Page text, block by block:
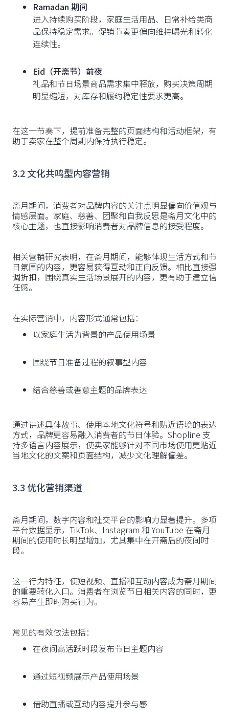
Ramadan 期间
进入持续购买阶段，家庭生活用品、日常补给类商
品保持稳定需求。促销节奏更偏向维持曝光和转化
连续性。
Eid（开斋节）前夜
礼品和节日场景商品需求集中释放，购买决策周期
明显缩短，对库存和履约稳定性要求更高。
在这一节奏下，提前准备完整的页面结构和活动框架，有
助于卖家在整个周期内保持执行稳定。
3.2 文化共鸣型内容营销
斋月期间，消费者对品牌内容的关注点明显偏向价值观与
情感层面。家庭、慈善、团聚和自我反思是斋月文化中的
核心主题，也直接影响消费者对品牌信息的接受程度。
相关营销研究表明，在斋月期间，能够体现生活方式和节
日氛围的内容，更容易获得互动和正向反馈。相比直接强
调折扣，围绕真实生活场景展开的内容，更有助于建立信
任感。
在实际营销中，内容形式通常包括：
以家庭生活为背景的产品使用场景
围绕节日准备过程的叙事型内容
结合慈善或善意主题的品牌表达
通过讲述具体故事、使用本地文化符号和贴近语境的表达
方式，品牌更容易融入消费者的节日体验。Shopline 支
持多语言内容展示，使卖家能够针对不同市场使用更贴近
当地文化的文案和页面结构，减少文化理解偏差。
3.3 优化营销渠道
斋月期间，数字内容和社交平台的影响力显著提升。多项
平台数据显示，TikTok、Instagram 和 YouTube 在斋月
期间的使用时长明显增加，尤其集中在开斋后的夜间时
段。
这一行为特征，使短视频、直播和互动内容成为斋月期间
的重要转化入口。消费者在浏览节日相关内容的同时，更
容易产生即时购买行为。
常见的有效做法包括：
在夜间高活跃时段发布节日主题内容
通过短视频展示产品使用场景
借助直播或互动内容提升参与感